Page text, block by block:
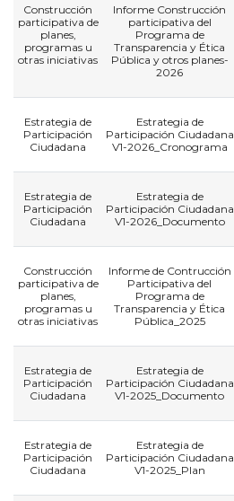
Construcción
participativa de
planes,
programas u
otras iniciativas
Informe Construcción
participativa del
Programa de
Transparencia y Ética
Pública y otros planes-
2026
Estrategia de
Participación
Ciudadana
Estrategia de
Participación Ciudadana
V1-2026_Cronograma
Estrategia de
Participación
Ciudadana
Estrategia de
Participación Ciudadana
V1-2026_Documento
Construcción
participativa de
planes,
programas u
otras iniciativas
Informe de Contrucción
Participativa del
Programa de
Transparencia y Ética
Pública_2025
Estrategia de
Participación
Ciudadana
Estrategia de
Participación Ciudadana
V1-2025_Documento
Estrategia de
Participación
Ciudadana
Estrategia de
Participación Ciudadana
V1-2025_Plan